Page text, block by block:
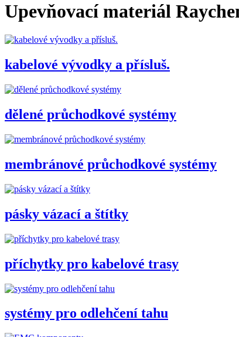
Upevňovací materiál
kabelové vývodky a přísluš.
dělené průchodkové systémy
membránové průchodkové systémy
pásky vázací a štítky
příchytky pro kabelové trasy
systémy pro odlehčení tahu